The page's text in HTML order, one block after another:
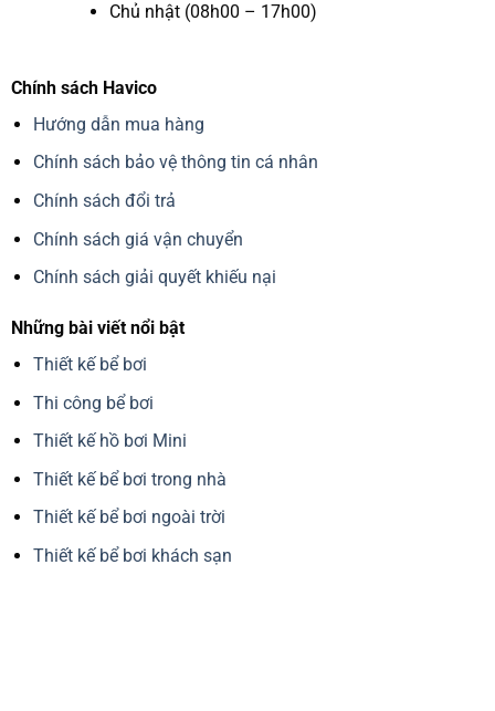
Chủ nhật (08h00 – 17h00)
Chính sách Havico
Hướng dẫn mua hàng
Chính sách bảo vệ thông tin cá nhân
Chính sách đổi trả
Chính sách giá vận chuyển
Chính sách giải quyết khiếu nại
Những bài viết nổi bật
Thiết kế bể bơi
Thi công bể bơi
Thiết kế hồ bơi Mini
Thiết kế bể bơi trong nhà
Thiết kế bể bơi ngoài trời
Thiết kế bể bơi khách sạn